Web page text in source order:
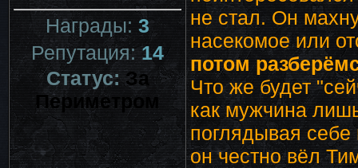
Награды: 3
Репутация:14
Статус:За
Периметром
не стал. Он
насекомое или
потом
Что же будет
как мужчина
поглядывая себе
он честно вёл